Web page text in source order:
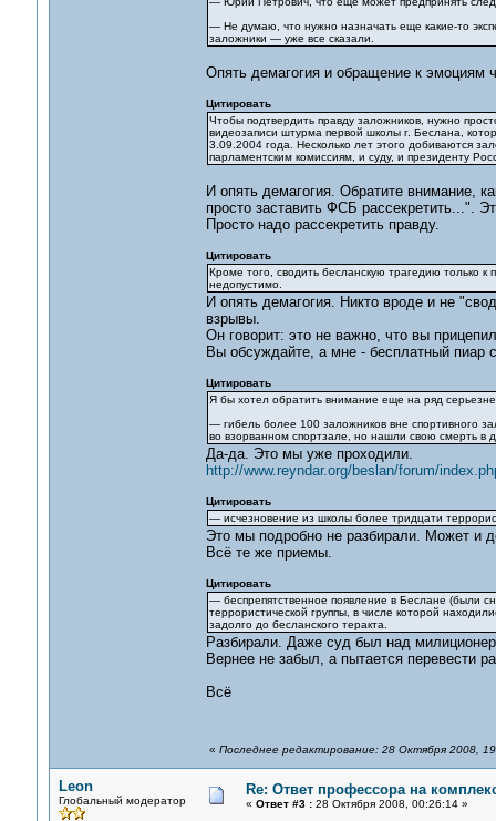
— Не думаю, что нужно назначать еще какие-то
заложники — уже все сказали.
Опять демагогия и обращение к эмоциям
Цитировать
Чтобы подтвердить правду заложников, нужно
видеозаписи штурма первой школы г. Беслана,
3.09.2004 года. Несколько лет этого добиваются
парламентским комиссиям, и суду, и президенту
И опять демагогия. Обратите внимание,
просто заставить ФСБ рассекретить...".
Просто надо рассекретить правду.
Цитировать
Кроме того, сводить бесланскую трагедию только
недопустимо.
И опять демагогия. Никто вроде и не
взрывы.
Он говорит: это не важно, что вы
Вы обсуждайте, а мне - бесплатный пиар с
Цитировать
Я бы хотел обратить внимание еще на ряд
— гибель более 100 заложников вне спортивного
во взорванном спортзале, но нашли свою смерть в
Да-да. Это мы уже проходили.
http://www.reyndar.org/beslan/forum/
Цитировать
— исчезновение из школы более тридцати
Это мы подробно не разбирали. Может и
Всё те же приемы.
Цитировать
— беспрепятственное появление в Беслане (были
террористической группы, в числе которой
задолго до бесланского теракта.
Разбирали. Даже суд был над
Вернее не забыл, а пытается перевести
Всё
« Последнее редактирование: 28 Октября 2008,
Leon
Глобальный модератор
Re: Ответ профессора на
« Ответ #3 :28 Октября 2008, 00:26:14 »